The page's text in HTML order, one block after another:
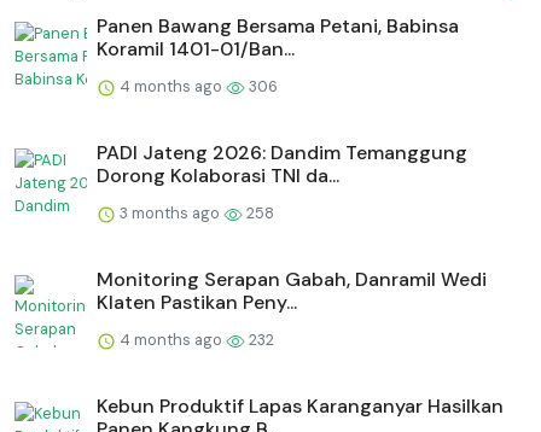
Panen Bawang Bersama Petani, Babinsa
Koramil 1401-01/Ban...
4 months ago 306
PADI Jateng 2026: Dandim Temanggung
Dorong Kolaborasi TNI da...
3 months ago 258
Monitoring Serapan Gabah, Danramil Wedi
Klaten Pastikan Peny...
4 months ago 232
⁠Kebun Produktif Lapas Karanganyar Hasilkan